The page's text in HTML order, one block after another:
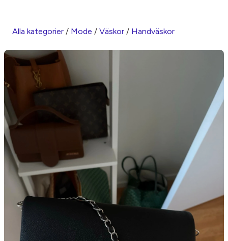
Alla kategorier / Mode / Väskor / Handväskor